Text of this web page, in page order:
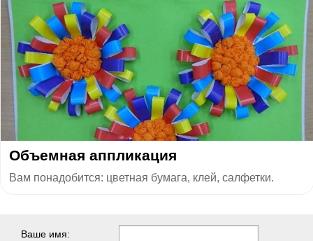
Объемная аппликация
Вам понадобится: цветная бумага, клей, салфетки.
Ваше имя: